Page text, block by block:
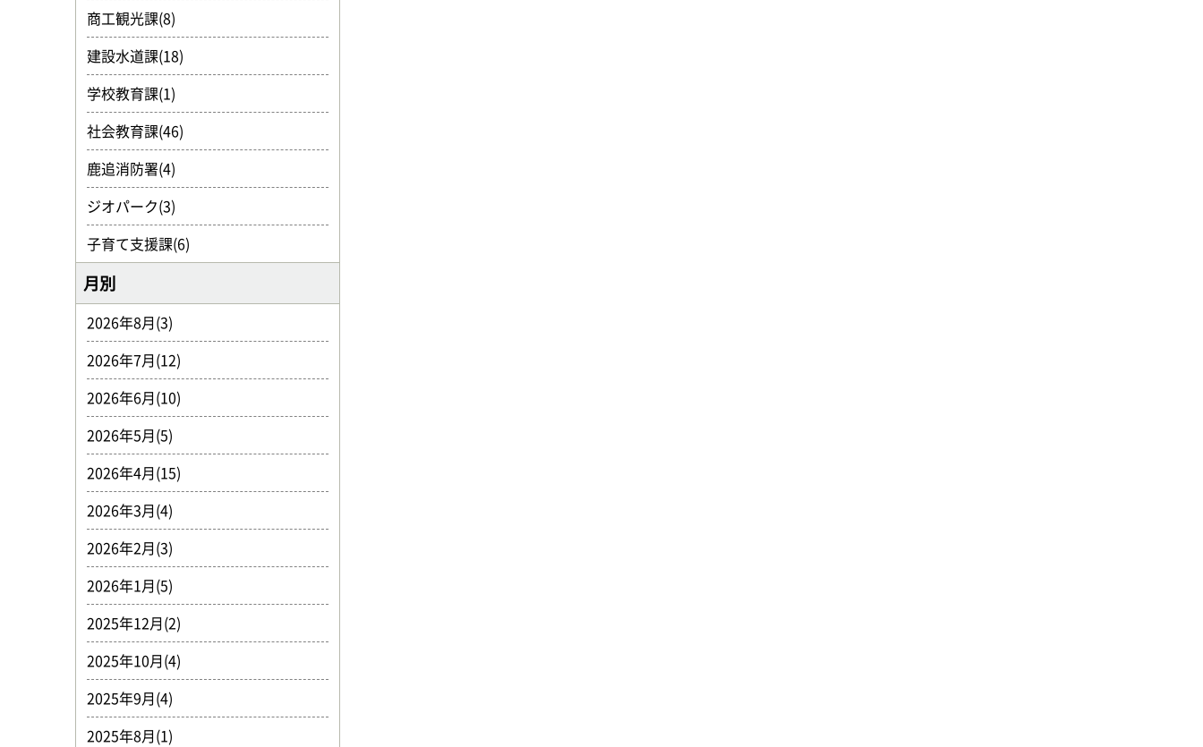
商工観光課(8)
建設水道課(18)
学校教育課(1)
社会教育課(46)
鹿追消防署(4)
ジオパーク(3)
子育て支援課(6)
月別
2026年8月(3)
2026年7月(12)
2026年6月(10)
2026年5月(5)
2026年4月(15)
2026年3月(4)
2026年2月(3)
2026年1月(5)
2025年12月(2)
2025年10月(4)
2025年9月(4)
2025年8月(1)